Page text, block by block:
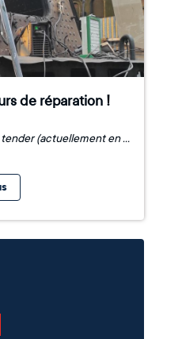
de réparation !
Dans l'attente du retour des essieux du tender (actuellement en Allemagne), l'association CFTLP - Train vapeur en Limousin s'attèle avec l'aide d'une entreprise locale, à la remise en état de la chaudière de la locomotive. Les tubes sont en train d'être changés et les entretoises débouchées afin d'assurer l'étanchéité de ce système, pour ensuite être soumis à un test de mise en pression. Cette vérification permettra notamment d'assurer la sécurité de tous les utilisateurs de la locomotive.